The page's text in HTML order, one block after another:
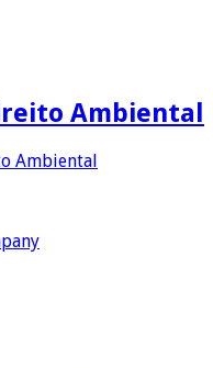
Ambiental